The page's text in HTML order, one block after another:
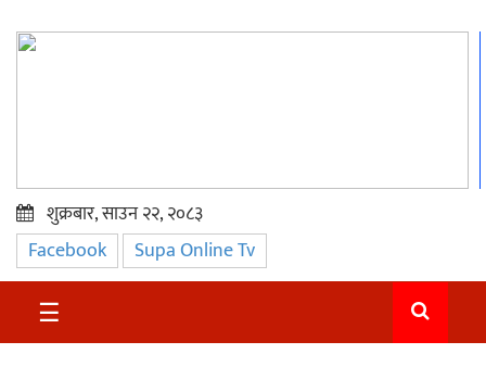
प्रमुख
समाचार
सुदुर
शुक्रबार, साउन २२, २०८३
Facebook Supa Online Tv
☰